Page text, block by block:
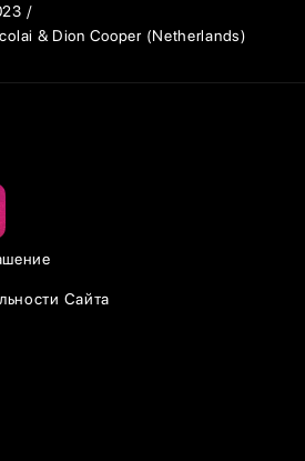
& Dion Cooper (Netherlands)
Сайта